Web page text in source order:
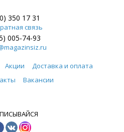
350 17 31
связь
005-74-93
Акции
Доставка и оплата
Вакансии